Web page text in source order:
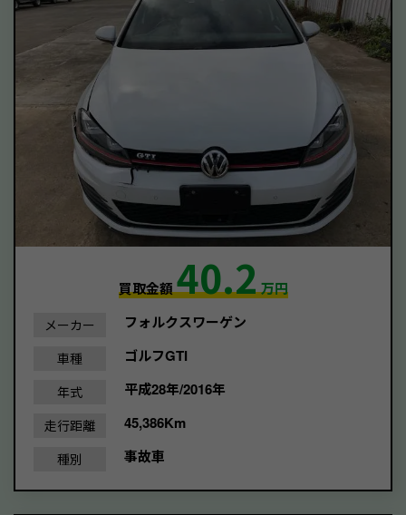
買取金額40.2万円
メーカー フォルクスワーゲン
車種 ゴルフGTI
年式 平成28年/2016年
走行距離 45,386Km
種別 事故車